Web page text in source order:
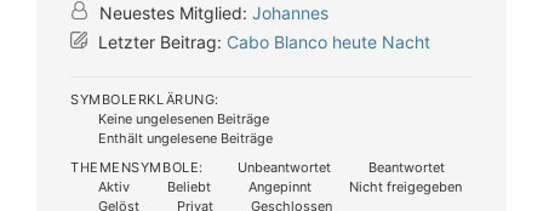
Neuestes Mitglied: Johannes
Letzter Beitrag: Cabo Blanco heute Nacht
SYMBOLERKLÄRUNG:
Keine ungelesenen Beiträge
Enthält ungelesene Beiträge
THEMENSYMBOLE:
Unbeantwortet
Beantwortet
Aktiv
Beliebt Angepinnt
Nicht freigegeben
Gelöst
Privat Geschlossen